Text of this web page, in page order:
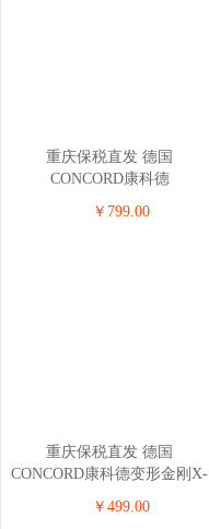
重庆保税直发 德国
CONCORD康科德
￥799.00
重庆保税直发 德国
CONCORD康科德变形金刚X-
￥499.00